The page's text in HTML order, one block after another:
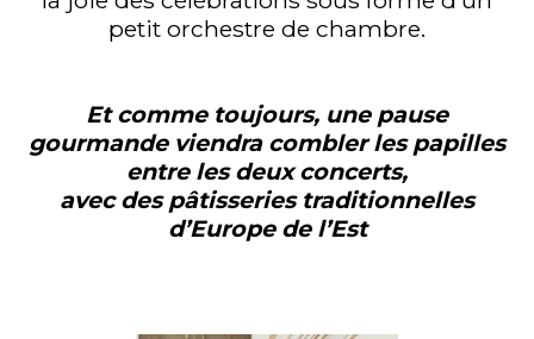
petit orchestre de chambre.
Et comme toujours, une pause
gourmande viendra combler les papilles
entre les deux concerts,
avec des pâtisseries traditionnelles
d’Europe de l’Est